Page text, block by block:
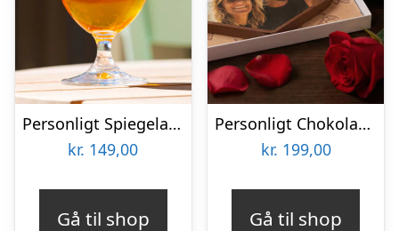
Personligt Spiegelau Ølglas med Gravering – Bogstav, Navn & Krans
kr. 149,00
Gå til shop
Personligt Chokoladehjerte med eget foto
kr. 199,00
Gå til shop